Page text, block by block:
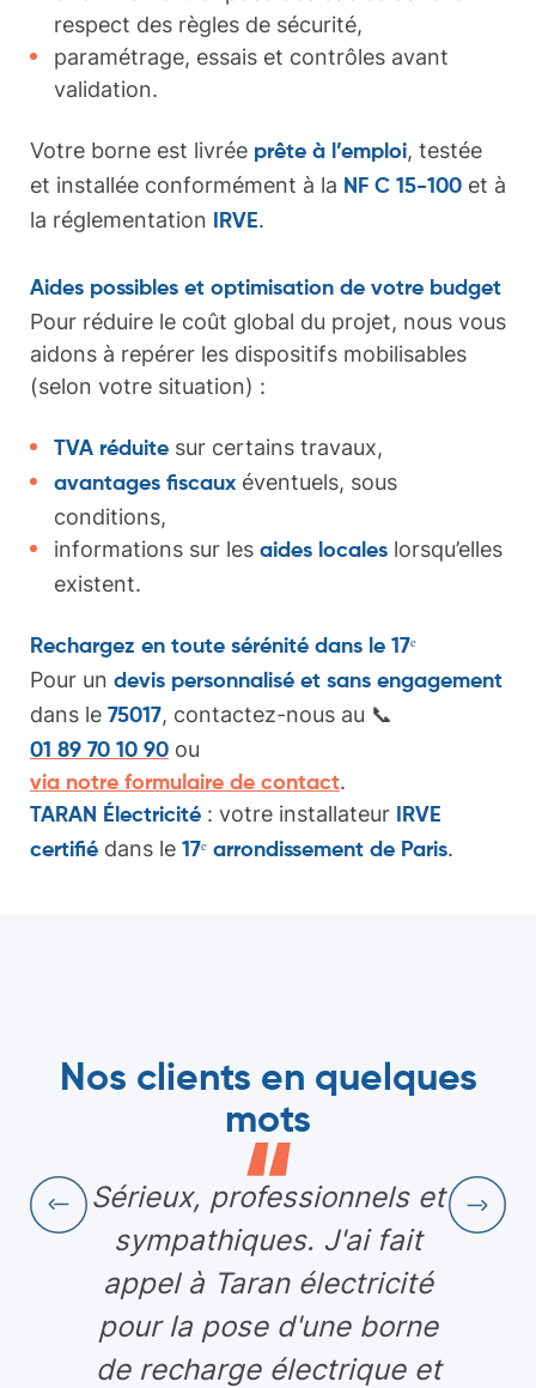
respect des règles de sécurité,
paramétrage, essais et contrôles avant
validation.
Votre borne est livrée prête à l’emploi, testée
et installée conformément à la NF C 15-100 et à
la réglementation
IRVE.
Aides possibles et optimisation de votre budget
Pour réduire le coût global du projet, nous vous
aidons à repérer les dispositifs mobilisables
(selon votre situation) :
TVA réduite sur certains travaux,
avantages fiscaux éventuels, sous
conditions,
informations sur les aides locales lorsqu’elles
existent.
Rechargez en toute sérénité dans le 17ᵉ
Pour un devis personnalisé et sans engagement
dans le 75017, contactez-nous au 📞
01 89 70 10 90 ou
via notre formulaire de contact.
TARAN Électricité : votre installateur
IRVE
certifié dans le 17ᵉ arrondissement de Paris.
Nos clients en quelques
mots
Sérieux, professionnels et
sympathiques. J'ai fait
appel à Taran électricité
pour la pose d'une borne
de recharge électrique et